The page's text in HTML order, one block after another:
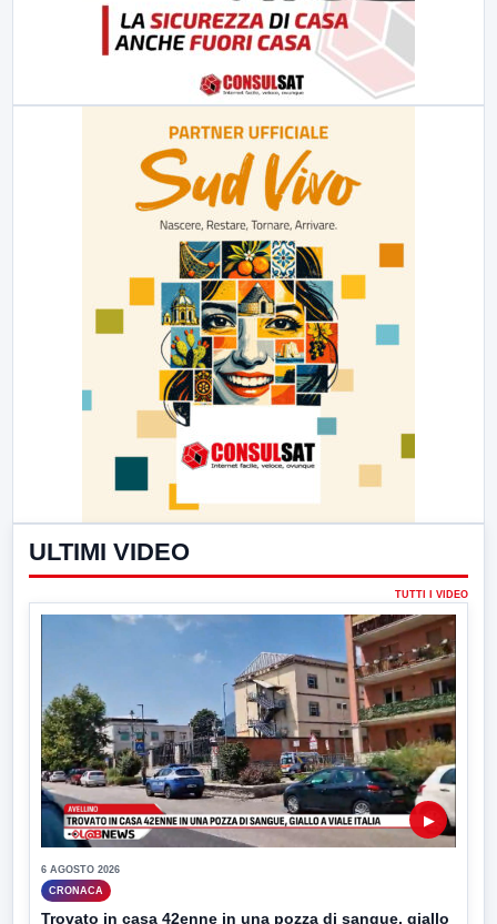
ULTIMI VIDEO
TUTTI I VIDEO
▶
6 AGOSTO 2026
CRONACA
Trovato in casa 42enne in una pozza di sangue, giallo